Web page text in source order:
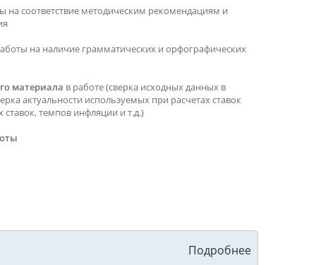
на соответствие методическим рекомендациям и
на наличие грамматических и орфографических
материала в работе (сверка исходных данных в
актуальности используемых при расчетах ставок
темпов инфляции и т.д.)